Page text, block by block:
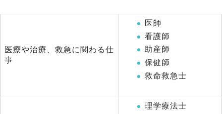
医療や治療、救急に関わる仕
事
医師
看護師
助産師
保健師
救命救急士
理学療法士